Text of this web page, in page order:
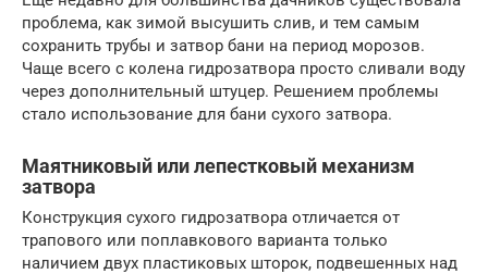
проблема, как зимой высушить слив, и тем самым
сохранить трубы и затвор бани на период морозов.
Чаще всего с колена гидрозатвора просто сливали воду
через дополнительный штуцер. Решением проблемы
стало использование для бани сухого затвора.
Маятниковый или лепестковый механизм
затвора
Конструкция сухого гидрозатвора отличается от
трапового или поплавкового варианта только
наличием двух пластиковых шторок, подвешенных над